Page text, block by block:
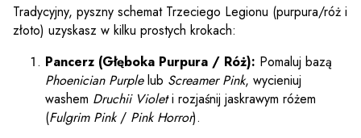
Tradycyjny, pyszny schemat Trzeciego Legionu (purpura/róż i
złoto) uzyskasz w kilku prostych krokach:
Pancerz (Głęboka Purpura / Róż): Pomaluj bazą
Phoenician Purplelub Screamer Pink, wycieniuj
washem Druchii Violeti rozjaśnij jaskrawym różem
(Fulgrim Pink/ Pink Horror).